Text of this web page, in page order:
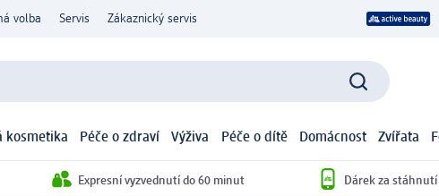
volba Servis Zákaznický servis
kosmetika Péče o zdraví Výživa Péče o dítě Domácnost Zvířata
Expresní vyzvednutí do 60 minut Dárek za